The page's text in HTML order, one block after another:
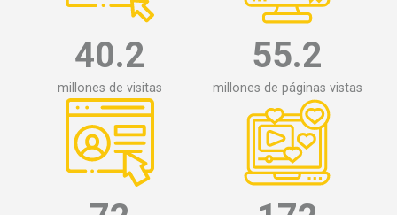
40.2
millones de visitas
55.2
millones de páginas vistas